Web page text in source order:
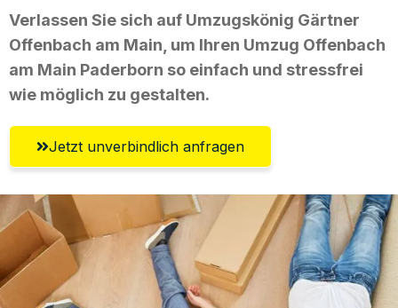
Verlassen Sie sich auf Umzugskönig Gärtner
Offenbach am Main, um Ihren Umzug Offenbach
am Main Paderborn so einfach und stressfrei
wie möglich zu gestalten.
Jetzt unverbindlich anfragen